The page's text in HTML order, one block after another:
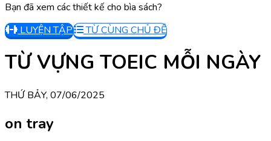
Bạn đã xem các thiết kế cho bìa sách?
LUYỆN TẬP
TỪ CÙNG CHỦ ĐỀ
TỪ VỰNG TOEIC MỖI NGÀY
THỨ BẢY, 07/06/2025
on tray